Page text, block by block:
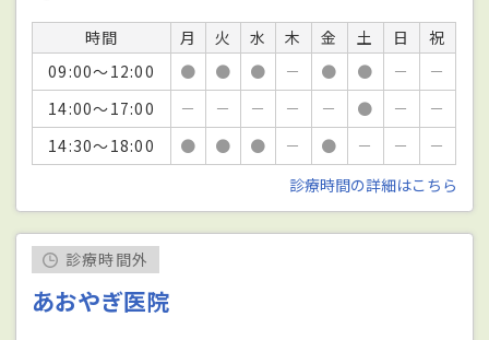
時間 月 火 水 木 金 土 日
祝
09:00～12:00
● ● ● － ● ● －
－
14:00～17:00
－ － － － － ● －
－
14:30～18:00
● ● ● － ● － －
－
診療時間の詳細はこちら
診療時間外
あおやぎ医院